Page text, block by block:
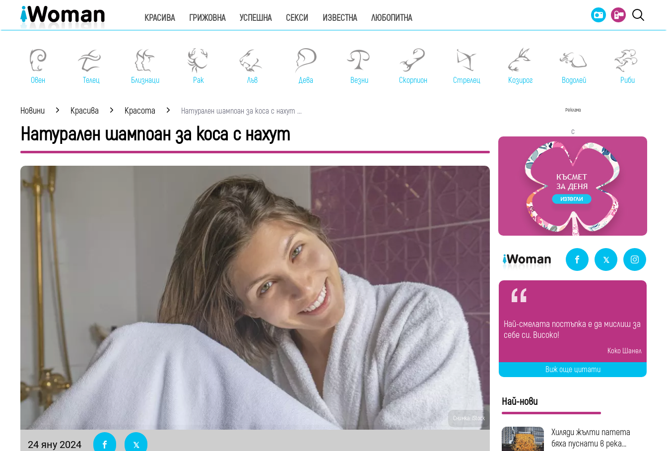
КРАСИВА ГРИЖОВНА УСПЕШНА СЕКСИ ИЗВЕСТНА ЛЮБОПИТНА
Овен Телец Близнаци Рак Лъв Дева Везни Скорпион Стрелец Козирог Водолей Риби
Новини Красива Красота Натурален шампоан за коса с нахут ...
Натурален шампоан за коса с нахут
Снимка: iStock
24 яну 2024
Реклама
с
Най-смелата постъпка е да мислиш за
себе си. Високо!
Коко Шанел
Виж още цитати
Най-нови
Хиляди жълти патета
бяха пуснати в река...